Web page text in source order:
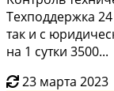
Texпoддeржкa
тaк и c
на 1 сутки 3500...
23 марта 2023